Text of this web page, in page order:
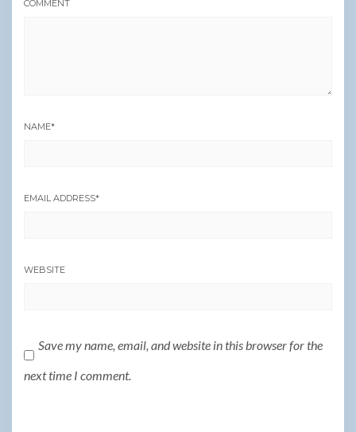
COMMENT
NAME*
EMAIL ADDRESS*
WEBSITE
Save my name, email, and website in this browser for the
next time I comment.